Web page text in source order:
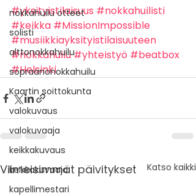
nokkahuilu otteet
solisti
alttonokkahuilu
sopraanonokkahuilu
Kaartin soittokunta
valokuvaus
valokuvaaja
keikkakuvaus
keikkakuvaaja
kapellimestari
#yksityistilaisuus #nokkahuilisti
#keikka #MissionImpossible
#musiikkiayksityistilaisuuteen
#nokkahuilu#yhteistyö #beatbox
#Helsinki
Viimeisimmät päivitykset Katso kaikki